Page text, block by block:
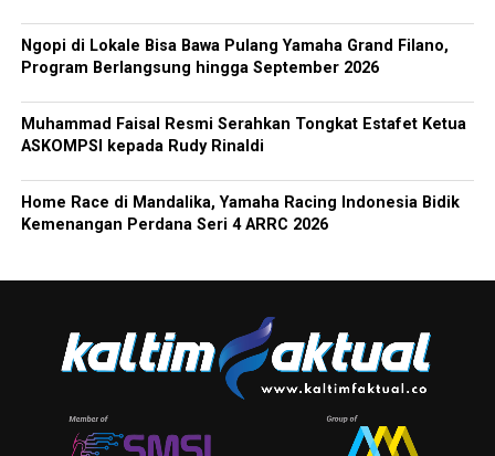
Ngopi di Lokale Bisa Bawa Pulang Yamaha Grand Filano,
Program Berlangsung hingga September 2026
Muhammad Faisal Resmi Serahkan Tongkat Estafet Ketua
ASKOMPSI kepada Rudy Rinaldi
Home Race di Mandalika, Yamaha Racing Indonesia Bidik
Kemenangan Perdana Seri 4 ARRC 2026